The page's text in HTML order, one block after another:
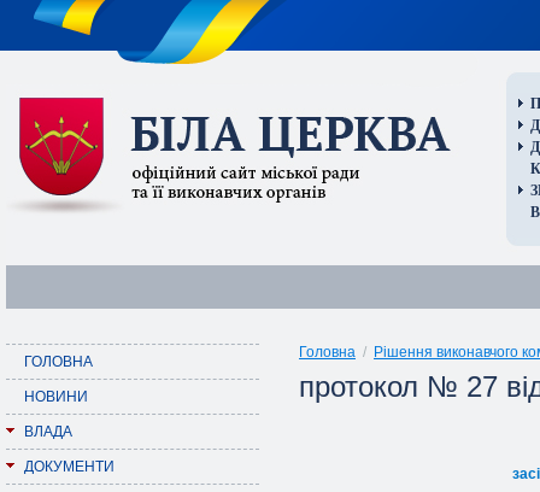
ГОЛОВНА
НОВИНИ
ВЛАДА
ДОКУМЕНТИ
Головна / Рішення виконавчого
протокол № 27